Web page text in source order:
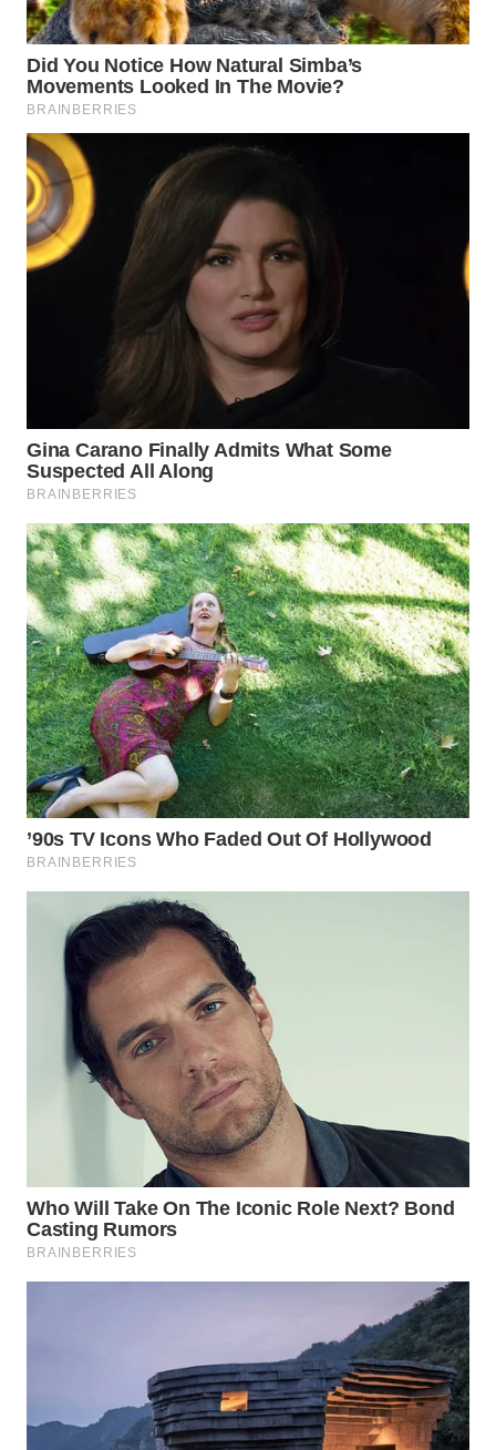
TINGGI
WN
PAKPAK
WN
KARAWANG
WN
BEKASI
WN
TAPANULI
UTARA
WN
SAMOSIR
WN
PADANG
LAWAS
WN
SUMEDANG
WN
WN
KEPULAUAN
SERIBU
WN
TANGERANG
WN
CIREBON
WN